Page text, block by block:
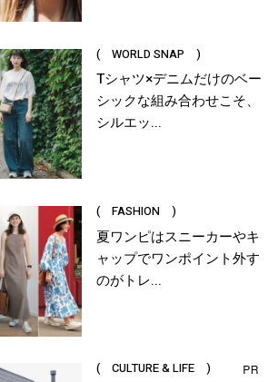
( WORLD SNAP )
Tシャツ×デニムだけのベー
シックな組み合わせこそ、
シルエッ...
( FASHION )
夏ワンピはスニーカーやキ
ャップでワンポイント外す
のがトレ...
( CULTURE & LIFE )